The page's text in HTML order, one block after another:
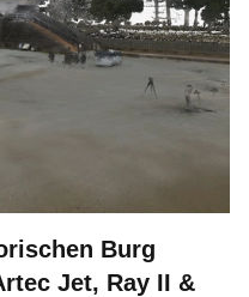
Burg
Jet, Ray II &